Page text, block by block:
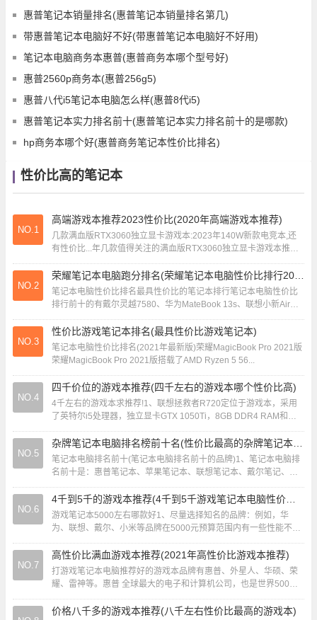
惠普笔记本销量排名(惠普笔记本销量排名第几)
带惠普笔记本电脑好不好(带惠普笔记本电脑好不好用)
笔记本电脑商务本惠普(惠普商务本哪个型号好)
惠普2560p商务本(惠普256g5)
惠普八代i5笔记本电脑怎么样(惠普8代i5)
惠普笔记本实力排名前十(惠普笔记本实力排名前十的是哪款)
hp商务本哪个好(惠普商务笔记本性价比排名)
性价比高的笔记本
NO.1
高端游戏本推荐2023性价比(2020年高端游戏本推荐)
几款满血版RTX3060独立显卡游戏本:2023年140W新款电竞本,还
有性价比...年几款值得关注的满血版RTX3060独立显卡游戏本推荐
如下：宏碁新暗影骑士...
NO.2
笔记本电脑性价比排名最具性价比的笔记本排行笔记本电脑性价比
排行前十的有戴尔灵越7580、华为MateBook 13s、联想小新Air惠
普星13 Air轻薄本锐龙...
NO.3
性价比游戏笔记本排名(最具性价比游戏笔记本)
笔记本电脑性价比排名(2021年最新版)荣耀MagicBook Pro 2021版
荣耀MagicBook Pro 2021版搭载了AMD Ryzen 5 56...
NO.4
四千价位的游戏本推荐(四千左右的游戏本哪个性价比高)
4千左右的游戏本求推荐!1、联想拯救者R720定位于游戏本，采用
了英特尔i5处理器，独立显卡GTX 1050Ti，8GB DDR4 RAM和
128GB SSD+...
NO.5
笔记本电脑排名前十(笔记本电脑排名前十的品牌)1、笔记本电脑排
名前十是：惠普笔记本、苹果笔记本、联想笔记本、戴尔笔记、华
硕笔记本、华为笔记本、三星笔记本、宏碁笔...
NO.6
游戏笔记本5000左右哪款好1、尽量选择知名的品牌：例如，华
为、联想、戴尔、小米等品牌在5000元预算范围内有一些性能不错
的选择。规格合适：根据你的使用需求，选...
NO.7
高性价比满血游戏本推荐(2021年高性价比游戏本推荐)
打游戏笔记本电脑推荐好的游戏本品牌有惠普、外星人、华硕、荣
耀、雷神等。惠普 全球最大的电子和计算机公司，也是世界500强
之一。适合打游戏的笔记本推荐如下：雷神T...
价格八千多的游戏本推荐(八千左右性价比最高的游戏本)